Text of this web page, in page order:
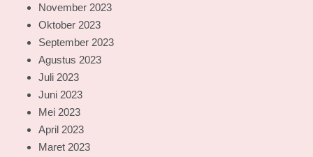
November 2023
Oktober 2023
September 2023
Agustus 2023
Juli 2023
Juni 2023
Mei 2023
April 2023
Maret 2023